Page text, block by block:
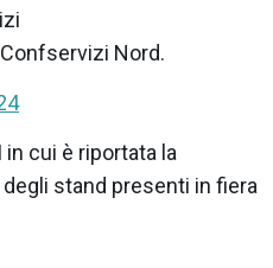
Nord.
cui è riportata la
stand presenti in fiera